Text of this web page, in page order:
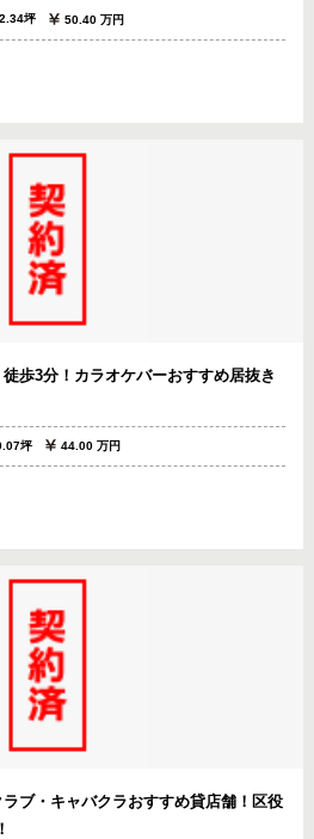
坪 50.40 万円
徒歩3分！カラオケバーおすすめ居抜き
坪 44.00 万円
ブ・キャバクラおすすめ貸店舗！区役